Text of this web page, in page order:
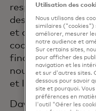
responsable des
des opérations en
et au
coopération
financières ainsi
nouvelles
et les titulaires de
David travaille
Utilisation des
Nous utilisons des
similaires ("cookies")
améliorer, mesurer
notre audience et
Sur certains sites,
pour afficher des
navigation et les
et sur d'autres sites.
dessous pour savoir
site et pourquoi.
préférences en
l'outil "Gérer les